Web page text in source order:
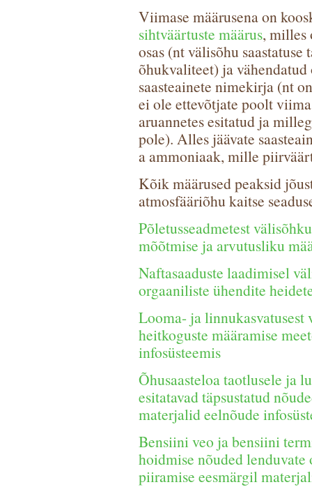
Viimase määrusena on
sihtväärtuste määrus, milles
osas (nt välisõhu saastatuse
õhukvaliteet) ja
saasteainete nimekirja (nt
ei ole ettevõtjate poolt
aruannetes esitatud ja
pole). Alles jäävate
a ammoniaak, mille
Kõik määrused peaksid
atmosfääriõhu kaitse
Põletusseadmetest
mõõtmise ja arvutusliku
Naftasaaduste laadimisel
orgaaniliste ühendite
Looma- ja linnukasvatusest
heitkoguste määramise
infosüsteemis
Õhusaasteloa taotlusele ja
esitatavad täpsustatud
materjalid eelnõude
Bensiini veo ja bensiini
hoidmise nõuded
piiramise eesmärgil